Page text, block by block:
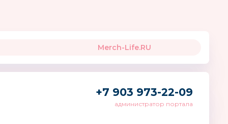
Merch-Life.RU
+7 903 973-22-09
администратор портала